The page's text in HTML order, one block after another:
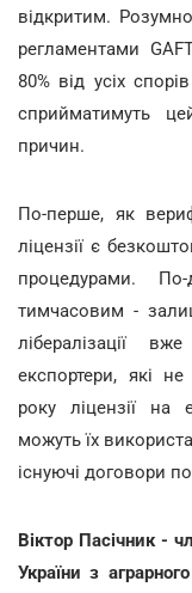
відкритим.
регламентами
80% від усіх
сприйматимуть
причин.
По-перше, як
ліцензії є
процедурами.
тимчасовим -
лібералізації
експортери, які
року ліцензії на
можуть їх
існуючі договори
Віктор Пасічник -
України з